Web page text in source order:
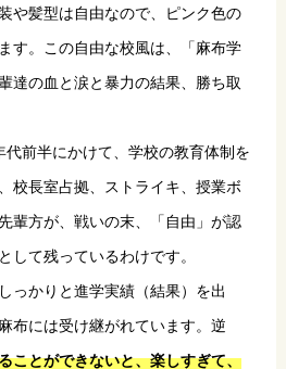
や髪型は自由なので、ピンク色の
す。この自由な校風は、「麻布学
達の血と涙と暴力の結果、勝ち取
前半にかけて、学校の教育体制を
校長室占拠、ストライキ、授業ボ
輩方が、戦いの末、「自由」が認
して残っているわけです。
っかりと進学実績（結果）を出
布には受け継がれています。逆
ことができないと、楽しすぎて、